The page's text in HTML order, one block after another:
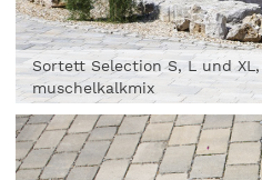
Sortett Selection S, L und XL,
muschelkalkmix